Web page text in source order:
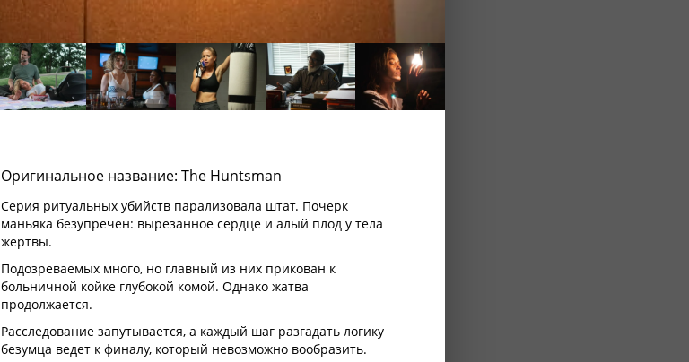
Оригинальное название: The Huntsman
Серия ритуальных убийств парализовала штат. Почерк
маньяка безупречен: вырезанное сердце и алый плод у тела
жертвы.
Подозреваемых много, но главный из них прикован к
больничной койке глубокой комой. Однако жатва
продолжается.
Расследование запутывается, а каждый шаг разгадать логику
безумца ведет к финалу, который невозможно вообразить.